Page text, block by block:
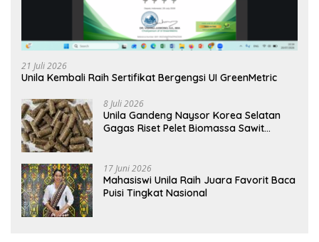
21 Juli 2026
Unila Kembali Raih Sertifikat Bergengsi UI GreenMetric
8 Juli 2026
Unila Gandeng Naysor Korea Selatan
Gagas Riset Pelet Biomassa Sawit
17 Juni 2026
Mahasiswi Unila Raih Juara Favorit Baca
Puisi Tingkat Nasional